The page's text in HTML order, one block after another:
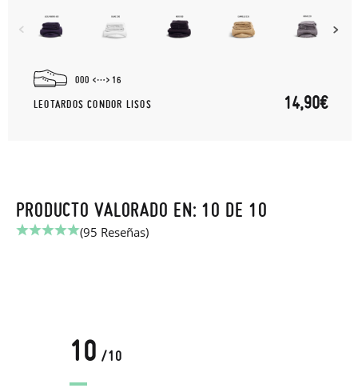
000 16
LEOTARDOS CONDOR LISOS 14,90€
PRODUCTO VALORADO EN: 10 DE 10
(95 Reseñas)
10 /10